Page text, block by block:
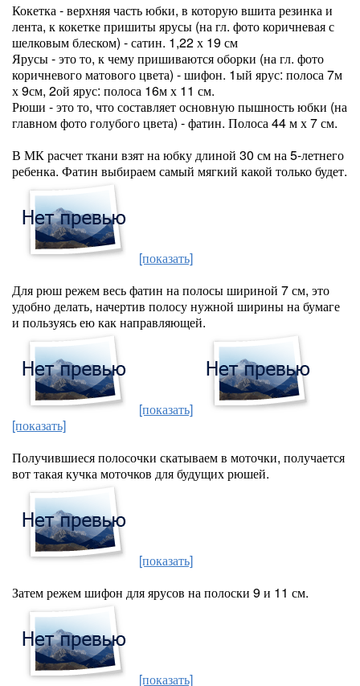
Кокетка - верхняя часть юбки, в которую вшита резинка и
лента, к кокетке пришиты ярусы (на гл. фото коричневая с
шелковым блеском) - сатин. 1,22 х 19 см
Ярусы - это то, к чему пришиваются оборки (на гл. фото
коричневого матового цвета) - шифон. 1ый ярус: полоса 7м
х 9см, 2ой ярус: полоса 16м х 11 см.
Рюши - это то, что составляет основную пышность юбки (на
главном фото голубого цвета) - фатин. Полоса 44 м х 7 см.
В МК расчет ткани взят на юбку длиной 30 см на 5-летнего
ребенка. Фатин выбираем самый мягкий какой только будет.
[показать]
Для рюш режем весь фатин на полосы шириной 7 см, это
удобно делать, начертив полосу нужной ширины на бумаге
и пользуясь ею как направляющей.
[показать]
[показать]
Получившиеся полосочки скатываем в моточки, получается
вот такая кучка моточков для будущих рюшей.
[показать]
Затем режем шифон для ярусов на полоски 9 и 11 см.
[показать]